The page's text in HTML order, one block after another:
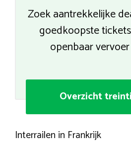
Zoek aantrekkelijke
goedkoopste
openbaar
Overzicht
Interrailen in Frankrijk